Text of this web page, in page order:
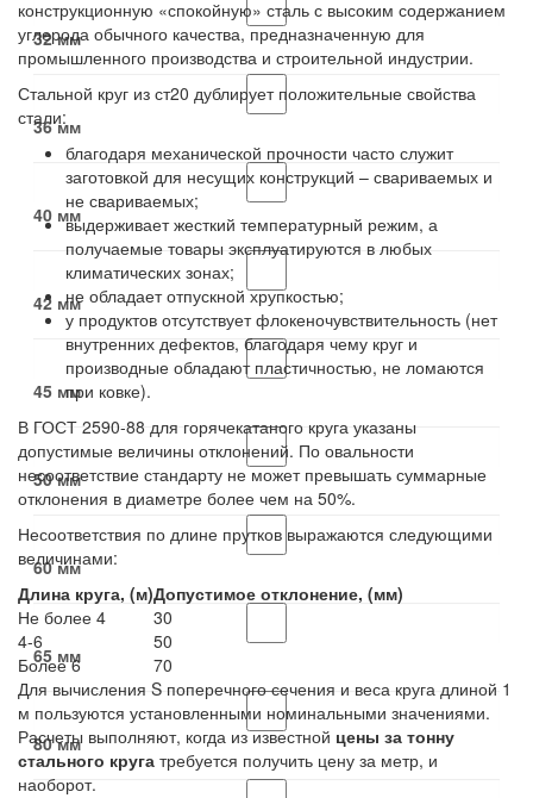
32 мм
36 мм
40 мм
42 мм
45 мм
50 мм
60 мм
65 мм
80 мм
конструкционную «спокойную» сталь с высоким содержанием
углерода обычного качества, предназначенную для
промышленного производства и строительной индустрии.
Стальной круг из ст20 дублирует положительные свойства
стали:
благодаря механической прочности часто служит
заготовкой для несущих конструкций – свариваемых и
не свариваемых;
выдерживает жесткий температурный режим, а
получаемые товары эксплуатируются в любых
климатических зонах;
не обладает отпускной хрупкостью;
у продуктов отсутствует флокеночувствительность (нет
внутренних дефектов, благодаря чему круг и
производные обладают пластичностью, не ломаются
при ковке).
В ГОСТ 2590-88 для горячекатаного круга указаны
допустимые величины отклонений. По овальности
несоответствие стандарту не может превышать суммарные
отклонения в диаметре более чем на 50%.
Несоответствия по длине прутков выражаются следующими
величинами:
Длина круга, (м)Допустимое отклонение, (мм)
Не более 4
30
4-6
50
Более 6
70
Для вычисления S поперечного сечения и веса круга длиной 1
м пользуются установленными номинальными значениями.
Расчеты выполняют, когда из известной цены за тонну
стального круга требуется получить цену за метр, и
наоборот.